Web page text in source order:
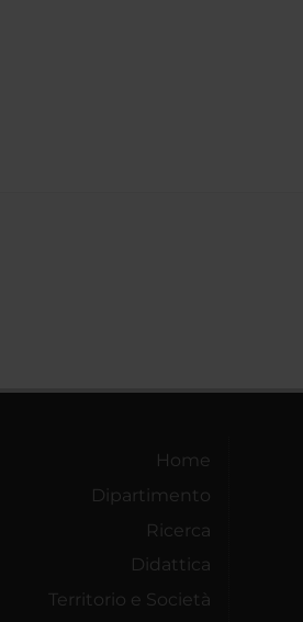
Home
Dipartimento
Ricerca
Didattica
Territorio e Società